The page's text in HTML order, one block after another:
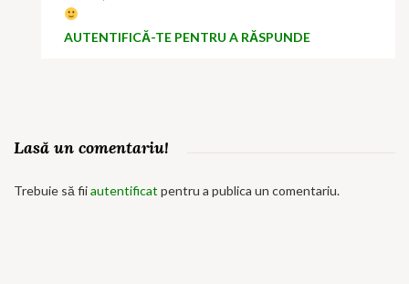
AUTENTIFICĂ-TE PENTRU A RĂSPUNDE
Lasă un comentariu!
Trebuie să fiiautentificat pentru a publica un comentariu.